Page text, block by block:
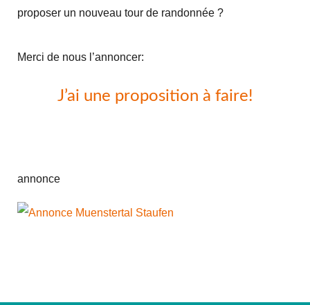
proposer un nouveau tour de randonnée ?
Merci de nous l’annoncer:
J’ai une proposition à faire!
annonce